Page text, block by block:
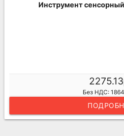
Инструмент
Без НДС: